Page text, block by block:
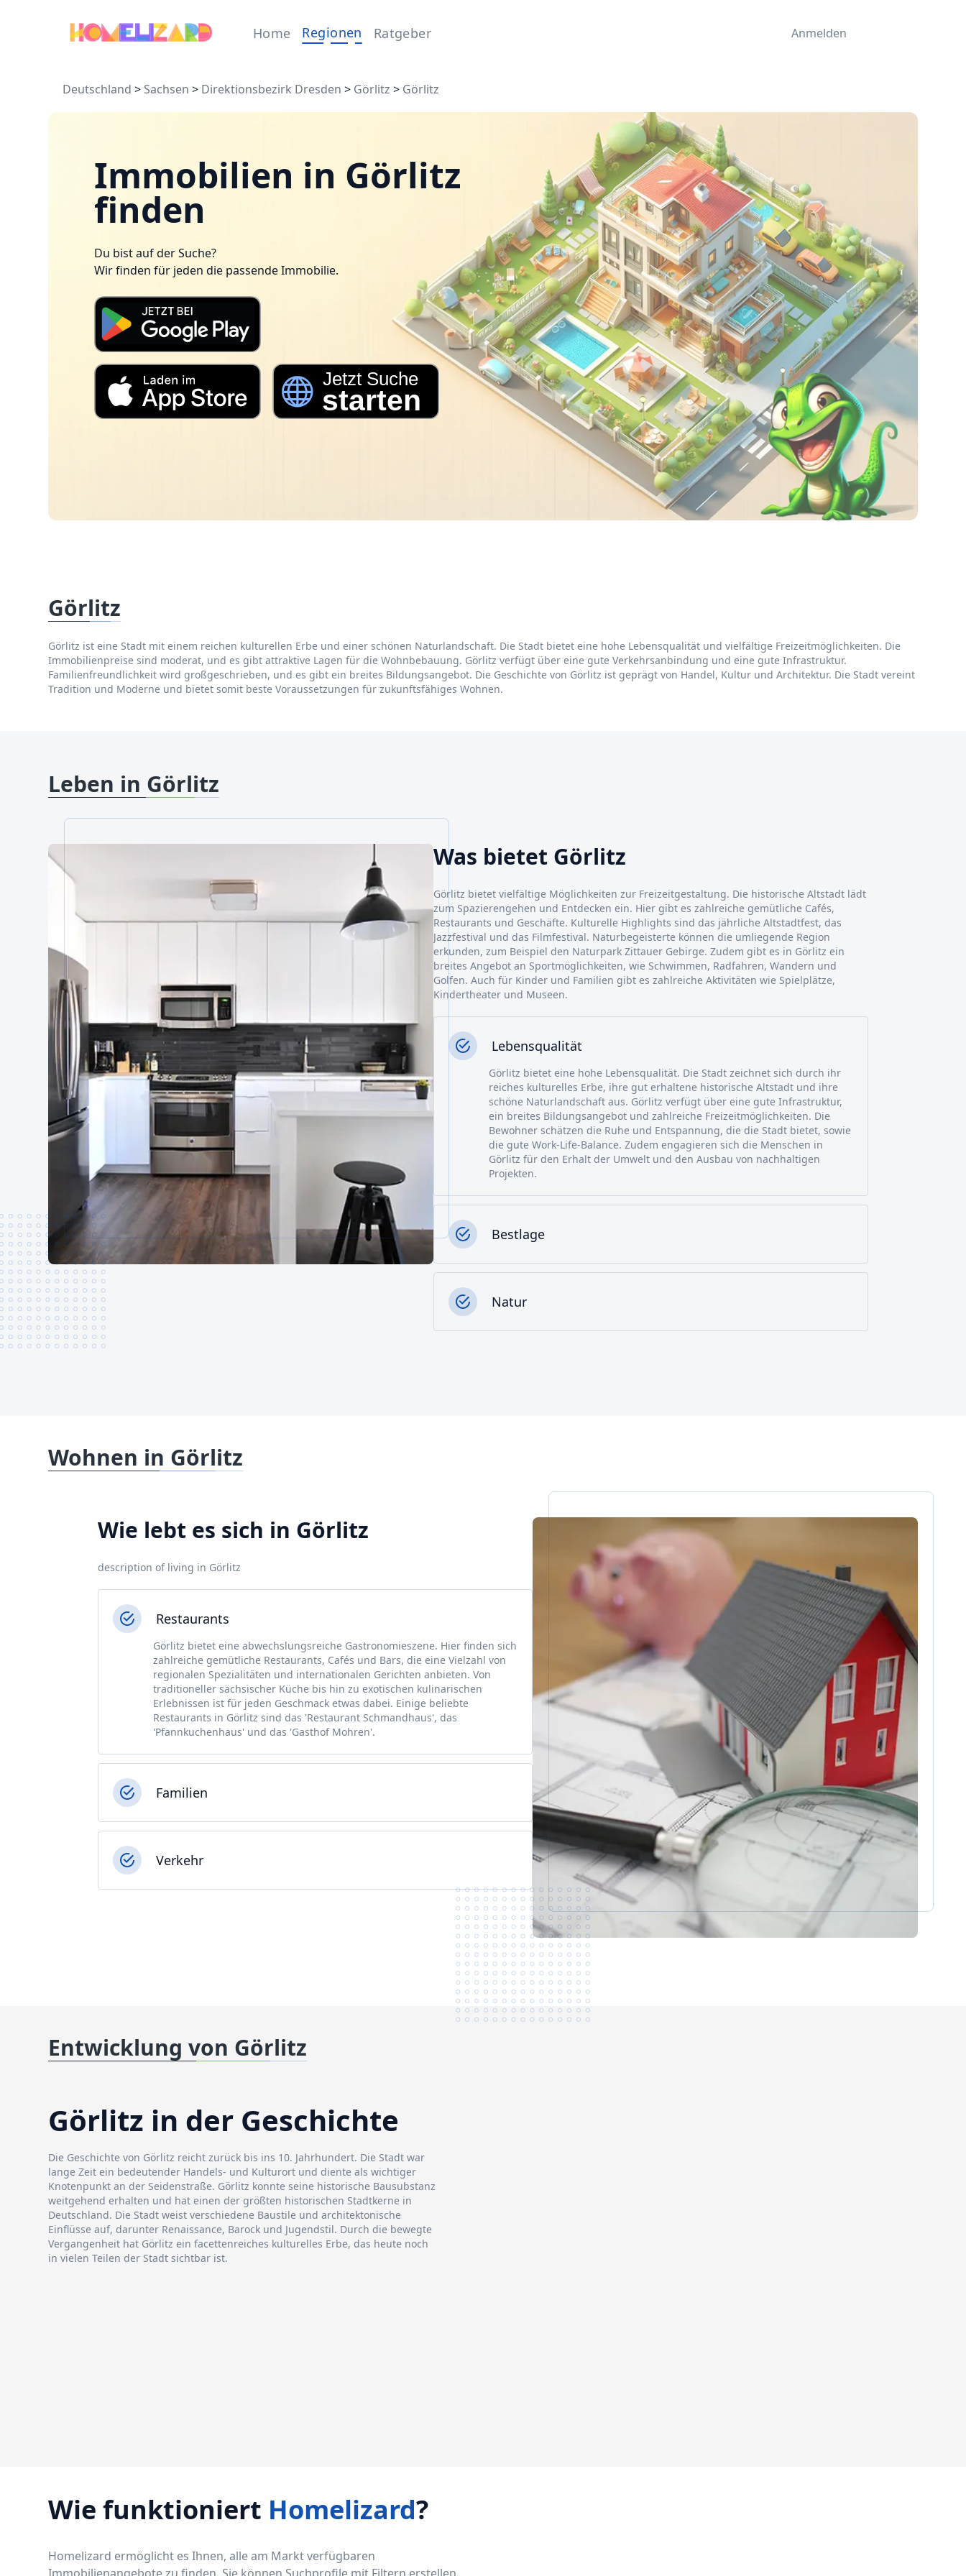
Home Regionen Ratgeber Anmelden
Deutschland > Sachsen > Direktionsbezirk Dresden > Görlitz > Görlitz
Immobilien in Görlitz
finden
Du bist auf der Suche?
Wir finden für jeden die passende Immobilie.
Görlitz
Görlitz ist eine Stadt mit einem reichen kulturellen Erbe und einer schönen Naturlandschaft. Die Stadt bietet eine hohe Lebensqualität und vielfältige Freizeitmöglichkeiten. Die
Immobilienpreise sind moderat, und es gibt attraktive Lagen für die Wohnbebauung. Görlitz verfügt über eine gute Verkehrsanbindung und eine gute Infrastruktur.
Familienfreundlichkeit wird großgeschrieben, und es gibt ein breites Bildungsangebot. Die Geschichte von Görlitz ist geprägt von Handel, Kultur und Architektur. Die Stadt vereint
Tradition und Moderne und bietet somit beste Voraussetzungen für zukunftsfähiges Wohnen.
Leben in Görlitz
Was bietet Görlitz
Görlitz bietet vielfältige Möglichkeiten zur Freizeitgestaltung. Die historische Altstadt lädt
zum Spazierengehen und Entdecken ein. Hier gibt es zahlreiche gemütliche Cafés,
Restaurants und Geschäfte. Kulturelle Highlights sind das jährliche Altstadtfest, das
Jazzfestival und das Filmfestival. Naturbegeisterte können die umliegende Region
erkunden, zum Beispiel den Naturpark Zittauer Gebirge. Zudem gibt es in Görlitz ein
breites Angebot an Sportmöglichkeiten, wie Schwimmen, Radfahren, Wandern und
Golfen. Auch für Kinder und Familien gibt es zahlreiche Aktivitäten wie Spielplätze,
Kindertheater und Museen.
Lebensqualität
Görlitz bietet eine hohe Lebensqualität. Die Stadt zeichnet sich durch ihr
reiches kulturelles Erbe, ihre gut erhaltene historische Altstadt und ihre
schöne Naturlandschaft aus. Görlitz verfügt über eine gute Infrastruktur,
ein breites Bildungsangebot und zahlreiche Freizeitmöglichkeiten. Die
Bewohner schätzen die Ruhe und Entspannung, die die Stadt bietet, sowie
die gute Work-Life-Balance. Zudem engagieren sich die Menschen in
Görlitz für den Erhalt der Umwelt und den Ausbau von nachhaltigen
Projekten.
Bestlage
Natur
Wohnen in Görlitz
Wie lebt es sich in Görlitz
description of living in Görlitz
Restaurants
Görlitz bietet eine abwechslungsreiche Gastronomieszene. Hier finden sich
zahlreiche gemütliche Restaurants, Cafés und Bars, die eine Vielzahl von
regionalen Spezialitäten und internationalen Gerichten anbieten. Von
traditioneller sächsischer Küche bis hin zu exotischen kulinarischen
Erlebnissen ist für jeden Geschmack etwas dabei. Einige beliebte
Restaurants in Görlitz sind das 'Restaurant Schmandhaus', das
'Pfannkuchenhaus' und das 'Gasthof Mohren'.
Familien
Verkehr
Entwicklung von Görlitz
Görlitz in der Geschichte
Die Geschichte von Görlitz reicht zurück bis ins 10. Jahrhundert. Die Stadt war
lange Zeit ein bedeutender Handels- und Kulturort und diente als wichtiger
Knotenpunkt an der Seidenstraße. Görlitz konnte seine historische Bausubstanz
weitgehend erhalten und hat einen der größten historischen Stadtkerne in
Deutschland. Die Stadt weist verschiedene Baustile und architektonische
Einflüsse auf, darunter Renaissance, Barock und Jugendstil. Durch die bewegte
Vergangenheit hat Görlitz ein facettenreiches kulturelles Erbe, das heute noch
in vielen Teilen der Stadt sichtbar ist.
Wie funktioniert Homelizard?
Homelizard ermöglicht es Ihnen, alle am Markt verfügbaren